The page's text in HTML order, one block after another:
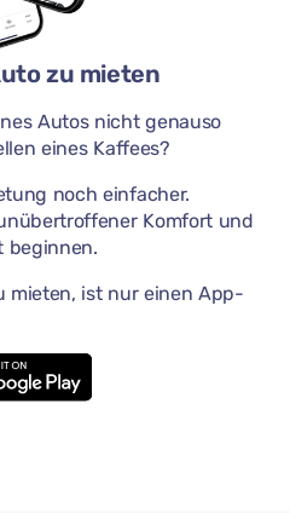
zu mieten
Autos nicht genauso
eines Kaffees?
noch einfacher.
Komfort und
beginnen.
mieten, ist nur einen App-